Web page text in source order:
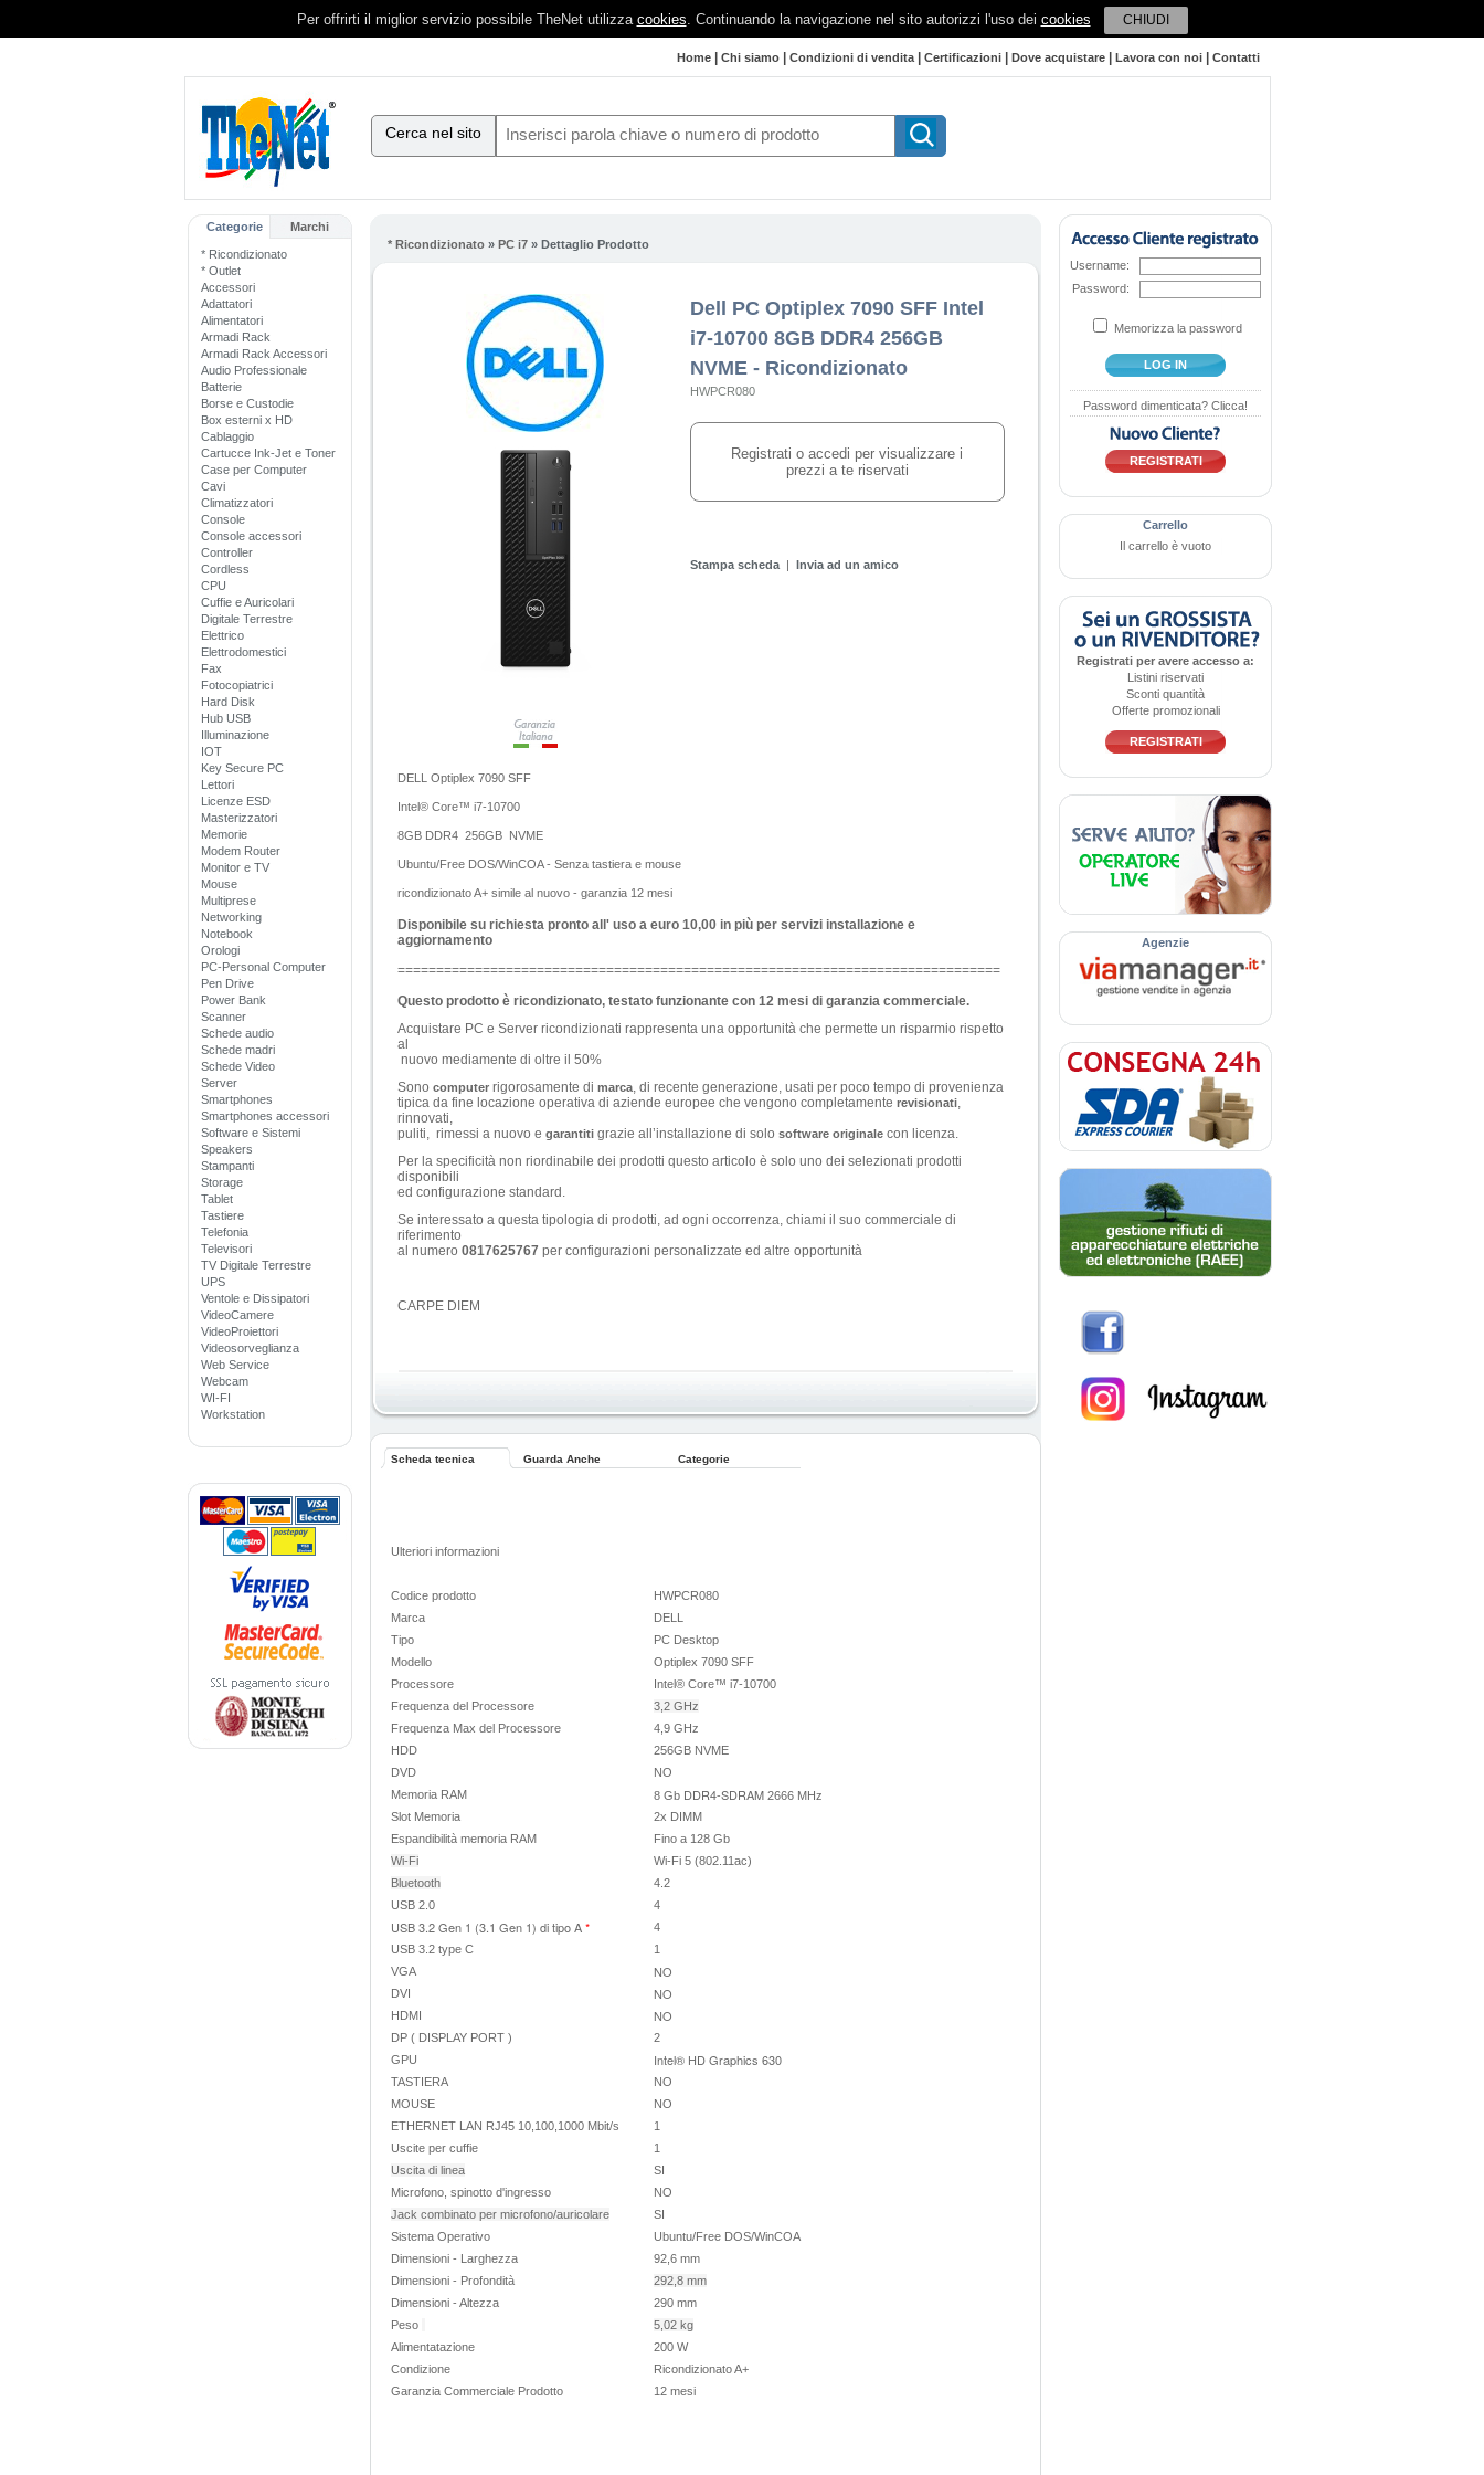
Per offrirti il miglior servizio possibile TheNet utilizza cookies. Continuando la navigazione nel sito autorizzi l'uso dei cookies CHIUDI
Home Chi siamo Condizioni di vendita| Certificazioni Dove acquistare Lavora con noi Contatti
Cerca nel sito
Categorie Marchi
* Ricondizionato
* Outlet
Accessori
Adattatori
Alimentatori
Armadi Rack
Armadi Rack Accessori
Audio Professionale
Batterie
Borse e Custodie
Box esterni x HD
Cablaggio
Cartucce Ink-Jet e Toner
Case per Computer
Cavi
Climatizzatori
Console
Console accessori
Controller
Cordless
CPU
Cuffie e Auricolari
Digitale Terrestre
Elettrico
Elettrodomestici
Fax
Fotocopiatrici
Hard Disk
Hub USB
Illuminazione
IOT
Key Secure PC
Lettori
Licenze ESD
Masterizzatori
Memorie
Modem Router
Monitor e TV
Mouse
Multiprese
Networking
Notebook
Orologi
PC-Personal Computer
Pen Drive
Power Bank
Scanner
Schede audio
Schede madri
Schede Video
Server
Smartphones
Smartphones accessori
Software e Sistemi
Speakers
Stampanti
Storage
Tablet
Tastiere
Telefonia
Televisori
TV Digitale Terrestre
UPS
Ventole e Dissipatori
VideoCamere
VideoProiettori
Videosorveglianza
Web Service
Webcam
WI-FI
Workstation
* Ricondizionato » PC i7 » Dettaglio Prodotto
Dell PC Optiplex 7090 SFF Intel
i7-10700 8GB DDR4 256GB
NVME - Ricondizionato
HWPCR080
Registrati o accedi per visualizzare i
prezzi a te riservati
Stampa scheda | Invia ad un amico
DELL Optiplex 7090 SFF
Intel® Core™ i7-10700
8GB DDR4 256GB NVME
Ubuntu/Free DOS/WinCOA - Senza tastiera e mouse
ricondizionato A+ simile al nuovo - garanzia 12 mesi
Disponibile su richiesta pronto all' uso a euro 10,00 in più per servizi installazione e
aggiornamento
==============================================================================
Questo prodotto è ricondizionato, testato funzionante con 12 mesi di garanzia commerciale.
Acquistare PC e Server ricondizionati rappresenta una opportunità che permette un risparmio rispetto
al
nuovo mediamente di oltre il 50%
Sono computerrigorosamente di marca, di recente generazione, usati per poco tempo di provenienza
tipica da fine locazione operativa di aziende europee che vengono completamente revisionati,
rinnovati,
puliti, rimessi a nuovo e garantiti grazie all’installazione di solo software originalecon licenza.
Per la specificità non riordinabile dei prodotti questo articolo è solo uno dei selezionati prodotti
disponibili
ed configurazione standard.
Se interessato a questa tipologia di prodotti, ad ogni occorrenza, chiami il suo commerciale di
riferimento
al numero 0817625767 per configurazioni personalizzate ed altre opportunità
CARPE DIEM
Scheda tecnica Guarda Anche Categorie
Ulteriori informazioni
Codice prodotto
HWPCR080
Marca
DELL
Tipo
PC Desktop
Modello
Optiplex 7090 SFF
Processore
Intel® Core™ i7-10700
Frequenza del Processore
3,2 GHz
Frequenza Max del Processore
4,9 GHz
HDD
256GB NVME
DVD
NO
Memoria RAM
8 Gb DDR4-SDRAM2666 MHz
Slot Memoria
2x DIMM
Espandibilità memoria RAM
Fino a 128 Gb
Wi-Fi
Wi-Fi 5 (802.11ac)
Bluetooth
4.2
USB 2.0
4
USB 3.2 Gen 1 (3.1 Gen 1) di tipo A *
4
USB 3.2 type C
1
VGA
NO
DVI NO
HDMI NO
DP ( DISPLAY PORT )
2
GPU
Intel® HD Graphics 630
TASTIERA
NO
MOUSE
NO
ETHERNET LAN RJ45 10,100,1000 Mbit/s
1
Uscite per cuffie
1
Uscita di linea
SI
Microfono, spinotto d'ingresso
NO
Jack combinato per microfono/auricolare
SI
Sistema Operativo
Ubuntu/Free DOS/WinCOA
Dimensioni - Larghezza
92,6 mm
Dimensioni - Profondità
292,8 mm
Dimensioni - Altezza
290 mm
Peso
5,02 kg
Alimentatazione
200 W
Condizione
Ricondizionato A+
Garanzia Commerciale Prodotto
12 mesi
Username:
Password:
Memorizza la password
LOG IN
Password dimenticata? Clicca!
REGISTRATI
Carrello
Il carrello è vuoto
Registrati per avere accesso a:
Listini riservati
Sconti quantità
Offerte promozionali
REGISTRATI
Agenzie